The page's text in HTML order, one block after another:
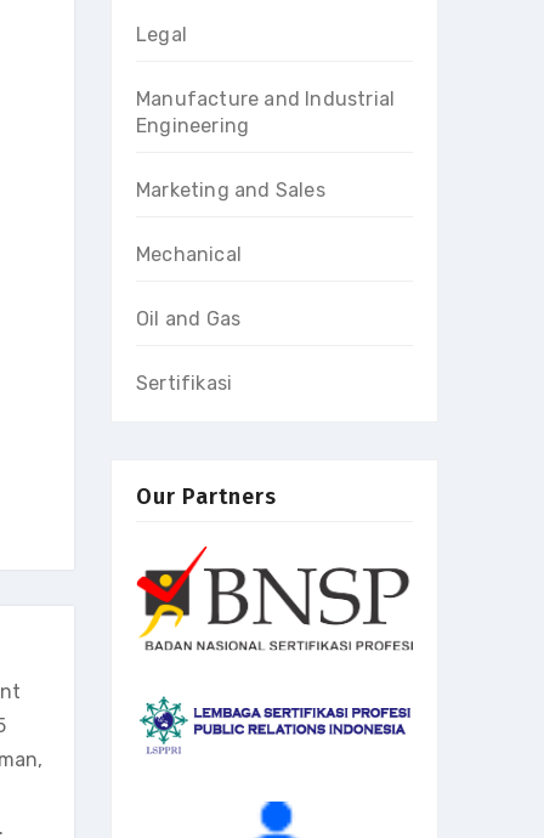
Legal
Manufacture and Industrial
Engineering
Marketing and Sales
Mechanical
Oil and Gas
Sertifikasi
Our Partners